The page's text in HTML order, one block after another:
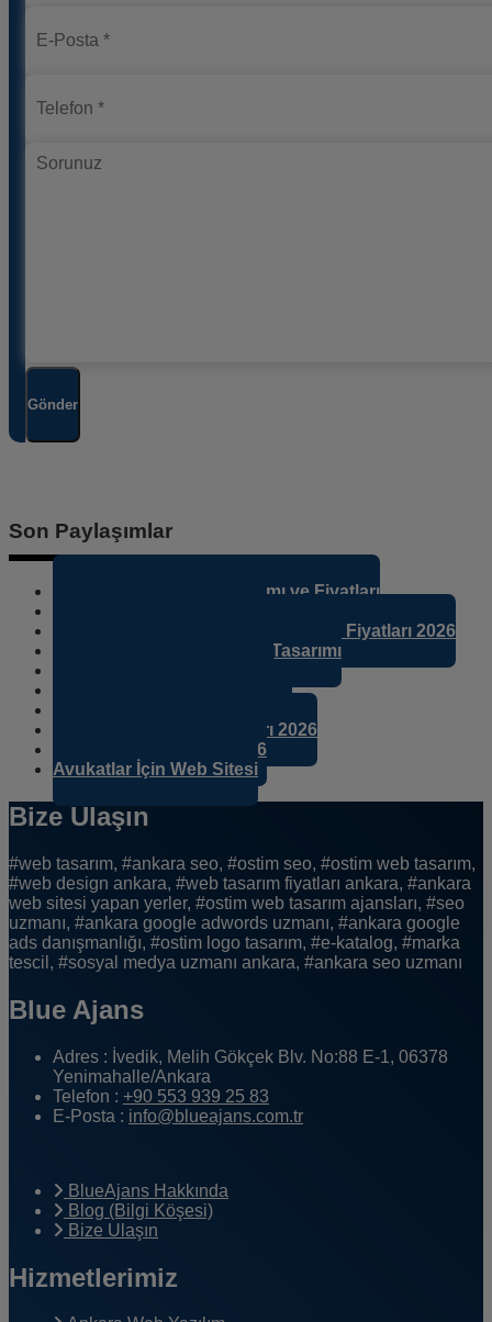
Gönder
Son Paylaşımlar
Ankara Avukat Sitesi Yapımı ve Fiyatları
Ankara Avukat Web Sitesi Tasarımı Fiyatları 2026
Ankara Avukat Web Sitesi Tasarımı
Avukat Web Sitesi Fiyatları 2026
Avukat Web Tasarım 2026
Avukatlar İçin Web Sitesi
Bize Ulaşın
#web tasarım, #ankara seo, #ostim seo, #ostim web tasarım,
#web design ankara, #web tasarım fiyatları ankara, #ankara
web sitesi yapan yerler, #ostim web tasarım ajansları, #seo
uzmanı, #ankara google adwords uzmanı, #ankara google
ads danışmanlığı, #ostim logo tasarım, #e-katalog, #marka
tescil, #sosyal medya uzmanı ankara, #ankara seo uzmanı
Blue Ajans
Adres : İvedik, Melih Gökçek Blv. No:88 E-1, 06378
Yenimahalle/Ankara
Telefon : +90 553 939 25 83
E-Posta : info@blueajans.com.tr
BlueAjans Hakkında
Blog (Bilgi Köşesi)
Bize Ulaşın
Hizmetlerimiz